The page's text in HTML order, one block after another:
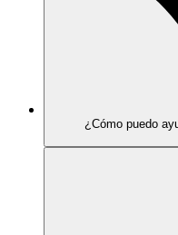
¿Cómo puedo